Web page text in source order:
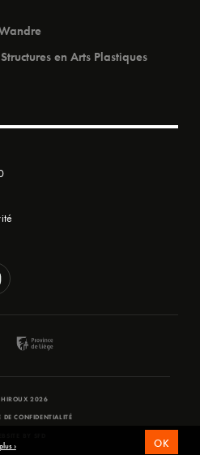
en Arts Plastiques
2026
DE CONFIDENTIALITÉ
› OK